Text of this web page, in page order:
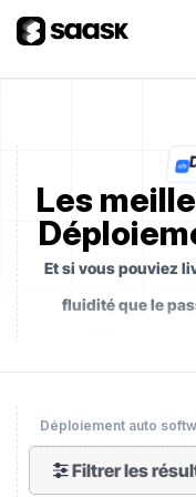
Les
Et si vous pouviez
fluidité que le
développement
automatique
d’une partition
Déploiement auto
Filtrer les